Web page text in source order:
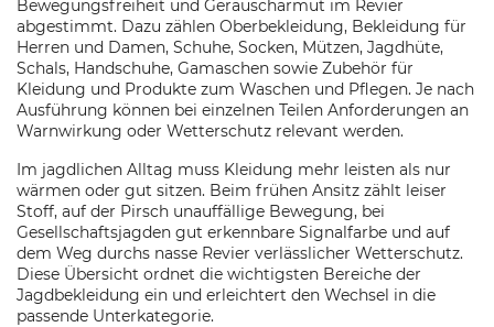
Bewegungsfreiheit und Geräuscharmut im Revier
abgestimmt. Dazu zählen Oberbekleidung, Bekleidung für
Herren und Damen, Schuhe, Socken, Mützen, Jagdhüte,
Schals, Handschuhe, Gamaschen sowie Zubehör für
Kleidung und Produkte zum Waschen und Pflegen. Je nach
Ausführung können bei einzelnen Teilen Anforderungen an
Warnwirkung oder Wetterschutz relevant werden.
Im jagdlichen Alltag muss Kleidung mehr leisten als nur
wärmen oder gut sitzen. Beim frühen Ansitz zählt leiser
Stoff, auf der Pirsch unauffällige Bewegung, bei
Gesellschaftsjagden gut erkennbare Signalfarbe und auf
dem Weg durchs nasse Revier verlässlicher Wetterschutz.
Diese Übersicht ordnet die wichtigsten Bereiche der
Jagdbekleidung ein und erleichtert den Wechsel in die
passende Unterkategorie.